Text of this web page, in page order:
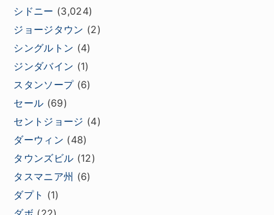
シドニー (3,024)
ジョージタウン (2)
シングルトン (4)
ジンダバイン (1)
スタンソープ(6)
セール (69)
セントジョージ (4)
ダーウィン (48)
タウンズビル (12)
タスマニア州 (6)
ダプト (1)